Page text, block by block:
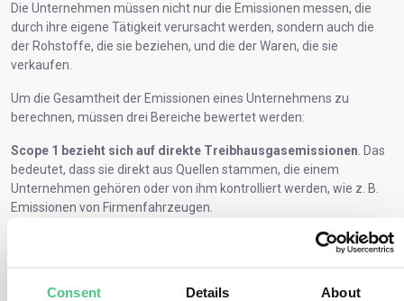
Consent Details About
Die Unternehmen müssen nicht nur die Emissionen messen, die
durch ihre eigene Tätigkeit verursacht werden, sondern auch die
der Rohstoffe, die sie beziehen, und die der Waren, die sie
verkaufen.
Um die Gesamtheit der Emissionen eines Unternehmens zu
berechnen, müssen drei Bereiche bewertet werden:
Scope 1 bezieht sich auf direkte Treibhausgasemissionen . Das
bedeutet, dass sie direkt aus Quellen stammen, die einem
Unternehmen gehören oder von ihm kontrolliert werden, wie z. B.
Emissionen von Firmenfahrzeugen.
aus eingekauften